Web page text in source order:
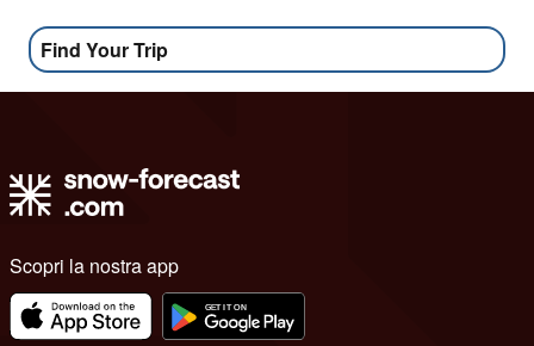
Find Your Trip
Scopri la nostra app